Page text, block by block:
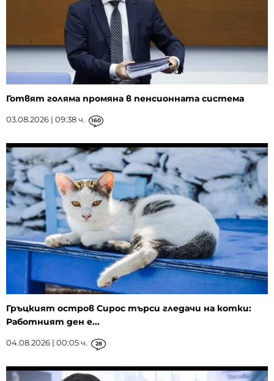
Готвят голяма промяна в пенсионната система
03.08.2026 | 09:38 ч. 160
Гръцкият остров Сирос търси гледачи на котки:
Работният ден е...
04.08.2026 | 00:05 ч. 28